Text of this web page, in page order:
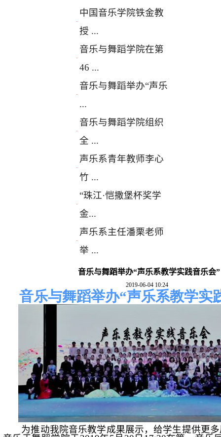
·
中国音乐学院铁金教
授 ...
·
音乐与舞蹈学院在第
46 ...
·
音乐与舞蹈举办“声乐
...
·
音乐与舞蹈学院组织
全 ...
·
声乐系青年教师李心
竹 ...
·
“珠江·恺撒堡杯奖学
金...
·
声乐系主任潘栗老师
举 ...
音乐与舞蹈举办“声乐系教学实践音乐会”
2019-06-04 10:24
音乐与舞蹈举办“声乐系教学实
为推动我院音乐教学成果展示，给学生提供更